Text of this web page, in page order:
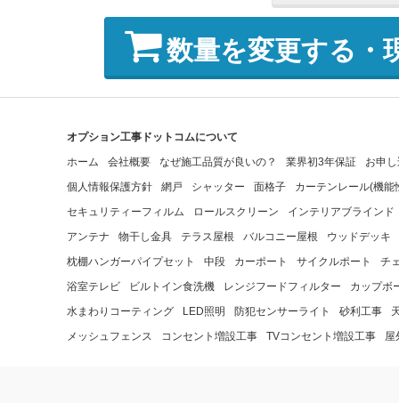
数量を変更する・
オプション工事ドットコムについて
ホーム
会社概要 なぜ施工品質が良いの？ 業界初3年保証
お申
個人情報保護方針
網戸 シャッター 面格子
カーテンレール(機能
セキュリティーフィルム
ロールスクリーン
インテリアブラインド
アンテナ
物干し金具 テラス屋根 バルコニー屋根
ウッドデッキ
枕棚ハンガーパイプセット
中段 カーポート サイクルポート
チ
浴室テレビ
ビルトイン食洗機 レンジフードフィルター
カップボ
水まわりコーティング
LED照明 防犯センサーライト 砂利工事
メッシュフェンス
コンセント増設工事 TVコンセント増設工事 屋